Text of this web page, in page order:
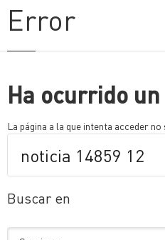
Error
Ha ocurrido
La página a la que intenta acceder
Buscar en